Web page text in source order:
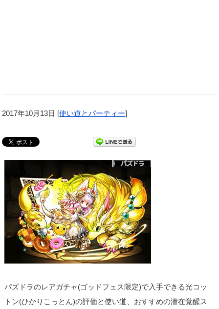
2017年10月13日 [使い道とパーティー]
パズドラのレアガチャ(ゴッドフェス限定)で入手できる光コッ
トン(ひかりこっとん)の評価と使い道、おすすめの潜在覚醒ス